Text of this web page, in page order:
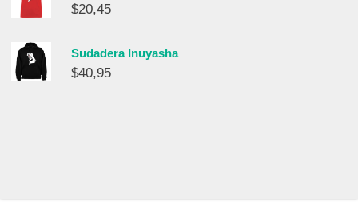
$20,45
Sudadera Inuyasha
$40,95